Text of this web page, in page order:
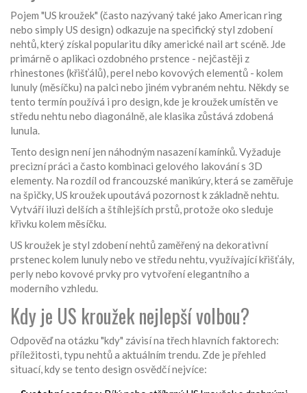
Pojem "US kroužek" (často nazývaný také jako American ring
nebo simply US design) odkazuje na specifický styl zdobení
nehtů, který získal popularitu díky americké nail art scéně. Jde
primárně o aplikaci ozdobného prstence - nejčastěji z
rhinestones (křišťálů), perel nebo kovových elementů - kolem
lunuly (měsíčku) na palci nebo jiném vybraném nehtu. Někdy se
tento termín používá i pro design, kde je kroužek umístěn ve
středu nehtu nebo diagonálně, ale klasika zůstává zdobená
lunula.
Tento design není jen náhodným nasazení kamínků. Vyžaduje
precizní práci a často kombinaci gelového lakování s 3D
elementy. Na rozdíl od francouzské manikúry, která se zaměřuje
na špičky, US kroužek upoutává pozornost k základně nehtu.
Vytváří iluzi delších a štíhlejších prstů, protože oko sleduje
křivku kolem měsíčku.
US kroužek jestyl zdobení nehtů zaměřený na dekorativní
prstenec kolem lunuly nebo ve středu nehtu, využívající křišťály,
perly nebo kovové prvky pro vytvoření elegantního a
moderního vzhledu.
Kdy je US kroužek nejlepší volbou?
Odpověď na otázku "kdy" závisí na třech hlavních faktorech:
příležitosti, typu nehtů a aktuálním trendu. Zde je přehled
situací, kdy se tento design osvědčí nejvíce: